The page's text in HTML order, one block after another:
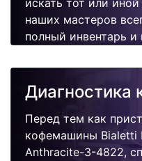
искать тот или
наших мастеров
полный инвентарь
Отремонтируем
недорого.
Перед тем как
кофемашины Bialetti
Anthracite-3-4822,